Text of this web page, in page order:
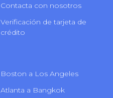
Contacta con nosotros
Verificación de tarjeta de
crédito
Boston a Los Angeles
Atlanta a Bangkok